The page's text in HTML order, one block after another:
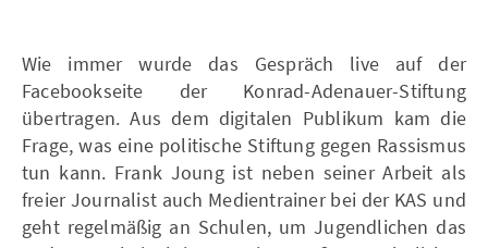
Wie immer wurde das Gespräch live auf der
Facebookseite der Konrad-Adenauer-Stiftung
übertragen. Aus dem digitalen Publikum kam die
Frage, was eine politische Stiftung gegen Rassismus
tun kann. Frank Joung ist neben seiner Arbeit als
freier Journalist auch Medientrainer bei der KAS und
geht regelmäßig an Schulen, um Jugendlichen das